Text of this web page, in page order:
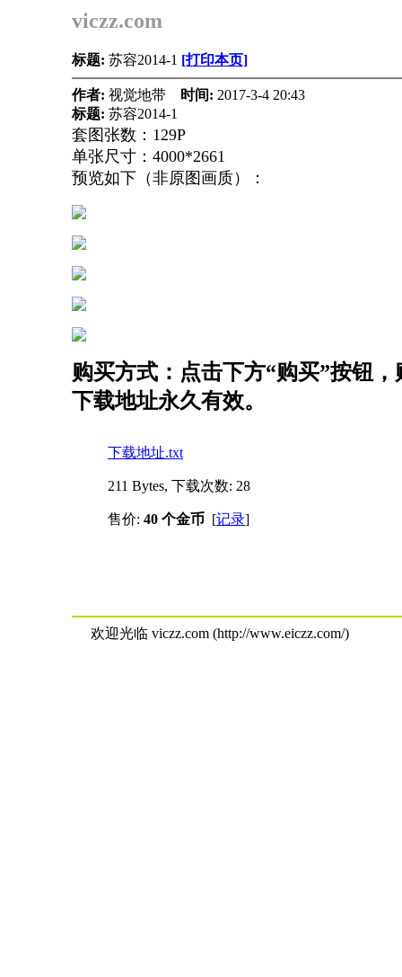
viczz.com
标题: 苏容2014-1 [打印本页]
作者: 视觉地带 时间: 2017-3-4 20:43
标题: 苏容2014-1
套图张数：129P
单张尺寸：4000*2661
预览如下（非原图画质）：
购买方式：点击下方“购买”按钮
下载地址永久有效。
下载地址.txt
211 Bytes, 下载次数: 28
售价: 40 个金币 [记录]
欢迎光临 viczz.com (http://www.eiczz.com/)